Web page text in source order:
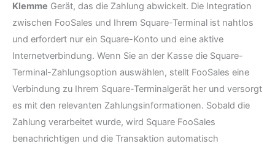
Klemme Gerät, das die Zahlung abwickelt. Die Integration
zwischen FooSales und Ihrem Square-Terminal ist nahtlos
und erfordert nur ein Square-Konto und eine aktive
Internetverbindung. Wenn Sie an der Kasse die Square-
Terminal-Zahlungsoption auswählen, stellt FooSales eine
Verbindung zu Ihrem Square-Terminalgerät her und versorgt
es mit den relevanten Zahlungsinformationen. Sobald die
Zahlung verarbeitet wurde, wird Square FooSales
benachrichtigen und die Transaktion automatisch